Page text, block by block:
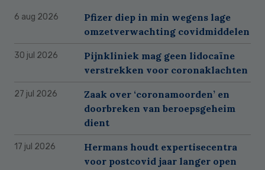
6 aug 2026
Pfizer diep in min wegens lage
omzetverwachting covidmiddelen
30 jul 2026
Pijnkliniek mag geen lidocaïne
verstrekken voor coronaklachten
27 jul 2026
Zaak over ‘coronamoorden’ en
doorbreken van beroepsgeheim
dient
17 jul 2026
Hermans houdt expertisecentra
voor postcovid jaar langer open